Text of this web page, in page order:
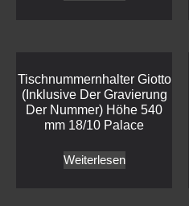
Tischnummernhalter Giotto
(Inklusive Der Gravierung
Der Nummer) Höhe 540
mm 18/10 Palace
Weiterlesen